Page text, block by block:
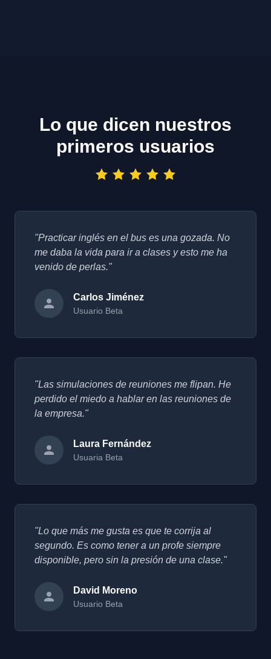
Lo que dicen nuestros
primeros usuarios
"Practicar inglés en el bus es una gozada. No
me daba la vida para ir a clases y esto me ha
venido de perlas."
Carlos Jiménez
Usuario Beta
"Las simulaciones de reuniones me flipan. He
perdido el miedo a hablar en las reuniones de
la empresa."
Laura Fernández
Usuaria Beta
"Lo que más me gusta es que te corrija al
segundo. Es como tener a un profe siempre
disponible, pero sin la presión de una clase."
David Moreno
Usuario Beta